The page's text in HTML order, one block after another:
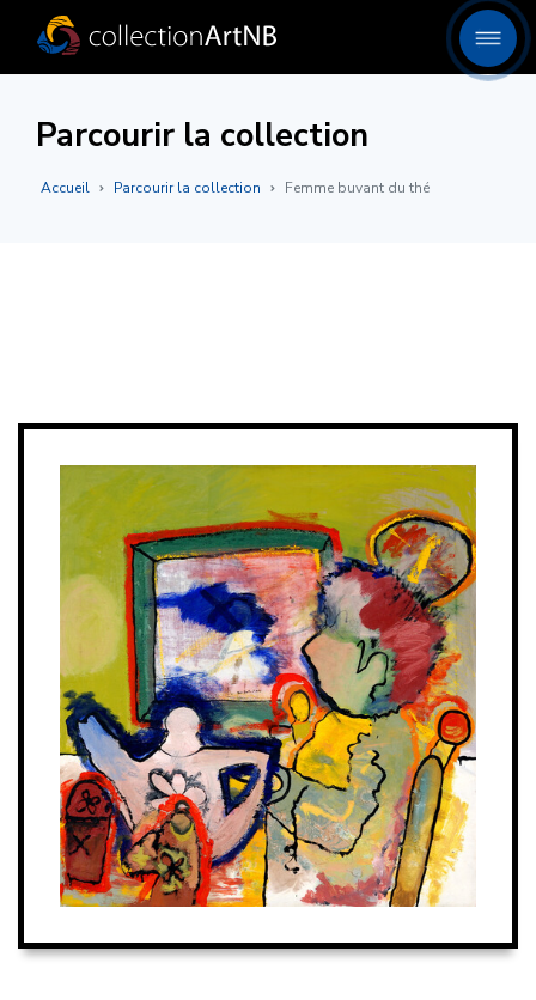
Parcourir la collection
Accueil Parcourir la collection Femme buvant du thé